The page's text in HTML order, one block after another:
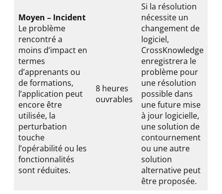
Moyen – Incident
Le problème
rencontré a
moins d’impact en
termes
d’apprenants ou
de formations,
l’application peut
encore être
utilisée, la
perturbation
touche
l’opérabilité ou les
fonctionnalités
sont réduites.
8 heures
ouvrables
Si la résolution
nécessite un
changement de
logiciel,
CrossKnowledge
enregistrera le
problème pour
une résolution
possible dans
une future mise
à jour logicielle,
une solution de
contournement
ou une autre
solution
alternative peut
être proposée.